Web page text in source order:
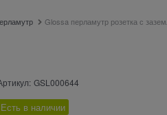
Glossa перламутр розетка с
GSL000644
Есть в наличии